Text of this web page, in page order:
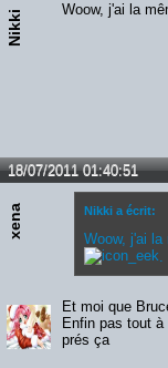
Nikki Woow, j'ai la
18/07/2011 01:40:51
xena Nikki a écrit:
Woow, j'ai la
Et moi que
Enfin pas tout
prés ça